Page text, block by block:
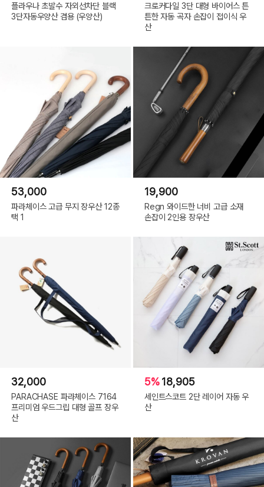
플라우나 초발수 자외선차단 블랙
3단자동우양산 겸용 (우양산)
크로커다일 3단 대형 바이어스 튼
튼한 자동 곡자 손잡이 접이식 우
산
53,000
파라체이스 고급 무지 장우산 12종
택 1
19,900
Regn 와이드한 너비 고급 소재
손잡이 2인용 장우산
32,000
PARACHASE 파라체이스 7164
프리미엄 우드그립 대형 골프 장우
산
5%18,905
세인트스코트 2단 레이어 자동 우
산